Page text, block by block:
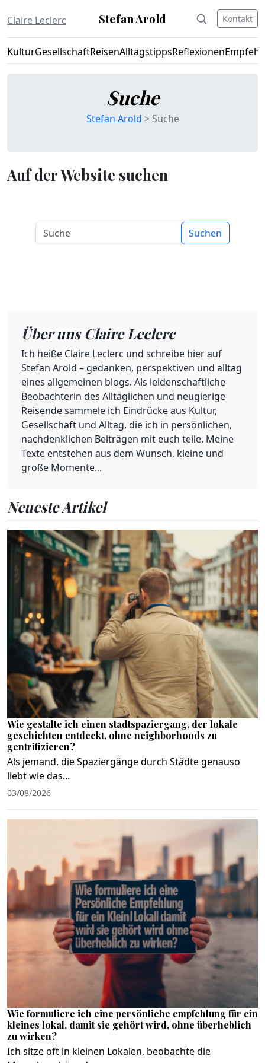
Claire Leclerc Stefan Arold Kontakt
KulturGesellschaftReisenAlltagstippsReflexionen
Suche
Stefan Arold > Suche
Auf der Website suchen
Suchen
Über uns Claire Leclerc
Ich heiße Claire Leclerc und schreibe hier auf
Stefan Arold – gedanken, perspektiven und alltag
eines allgemeinen blogs. Als leidenschaftliche
Beobachterin des Alltäglichen und neugierige
Reisende sammele ich Eindrücke aus Kultur,
Gesellschaft und Alltag, die ich in persönlichen,
nachdenklichen Beiträgen mit euch teile. Meine
Texte entstehen aus dem Wunsch, kleine und
große Momente...
Neueste Artikel
Wie gestalte ich einen stadtspaziergang, der lokale
geschichten entdeckt, ohne neighborhoods zu
gentrifizieren?
Als jemand, die Spaziergänge durch Städte genauso
liebt wie das...
03/08/2026
Wie formuliere ich eine persönliche empfehlung für ein
kleines lokal, damit sie gehört wird, ohne überheblich
zu wirken?
Ich sitze oft in kleinen Lokalen, beobachte die